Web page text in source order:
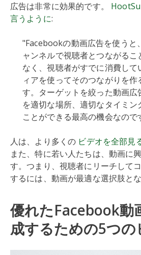
広告は非常に効果的です。
言うように:
"Facebookの動画広告を使うと
ャンネルで視聴者とつながる
なく、視聴者がすでに消費し
ィアを使ってそのつながりを作
す。ターゲットを絞った動画広
を適切な場所、適切なタイミン
ことができる最高の機会なので
人は、より多くの ビデオを全部見
また、特に若い人たちは、動画に
す。つまり、視聴者にリーチして
するには、動画が最適な選択肢と
優れたFacebook動
成するための5つの